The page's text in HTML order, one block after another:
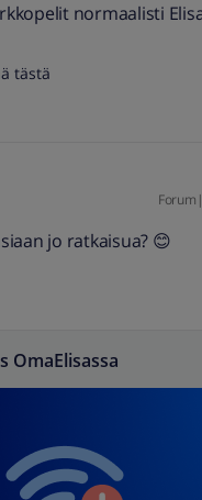
normaalisti
tästä
jo ratkaisua? 😊
OmaElisassa